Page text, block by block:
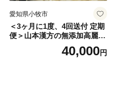
愛知県小牧市
＜3ヶ月に1度、4回送付 定期
便＞山本漢方の無添加高麗人
40,000円